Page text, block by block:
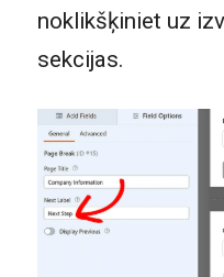
noklikšķiniet uz
sekcijas.